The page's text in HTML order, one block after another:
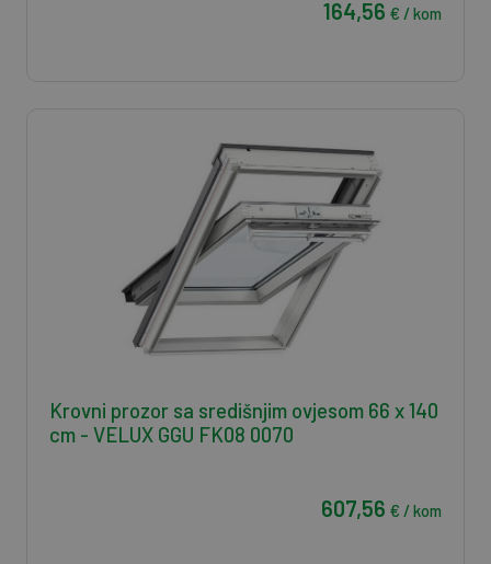
164,56 € / kom
Krovni prozor sa središnjim ovjesom 66 x 140
cm - VELUX GGU FK08 0070
607,56 € / kom